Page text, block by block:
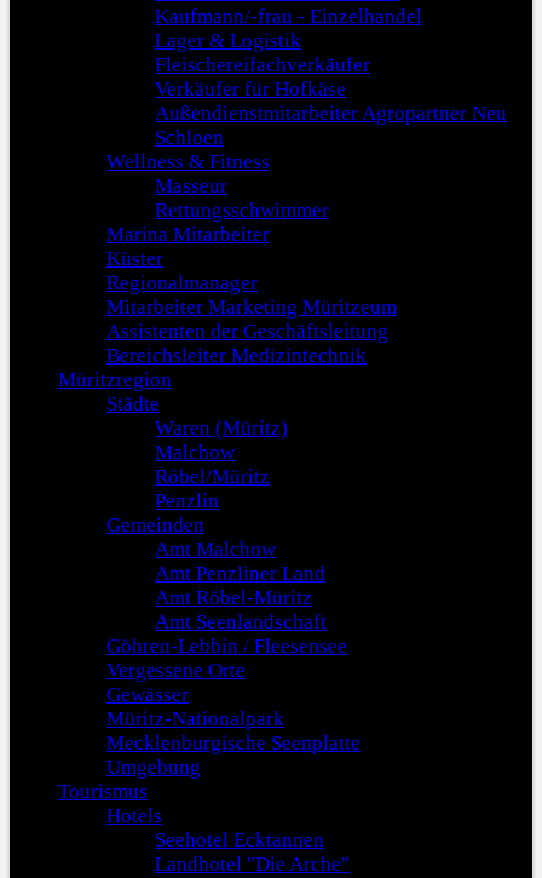
Kaufmann/-frau - Einzelhandel
Lager & Logistik
Fleischereifachverkäufer
Verkäufer für Hofkäse
Außendienstmitarbeiter Agropartner Neu
Schloen
Wellness & Fitness
Masseur
Rettungsschwimmer
Marina Mitarbeiter
Küster
Regionalmanager
Mitarbeiter Marketing Müritzeum
Assistenten der Geschäftsleitung
Bereichsleiter Medizintechnik
Müritzregion
Städte
Waren (Müritz)
Malchow
Röbel/Müritz
Penzlin
Gemeinden
Amt Malchow
Amt Penzliner Land
Amt Röbel-Müritz
Amt Seenlandschaft
Göhren-Lebbin / Fleesensee
Vergessene Orte
Gewässer
Müritz-Nationalpark
Mecklenburgische Seenplatte
Umgebung
Tourismus
Hotels
Seehotel Ecktannen
Landhotel "Die Arche"